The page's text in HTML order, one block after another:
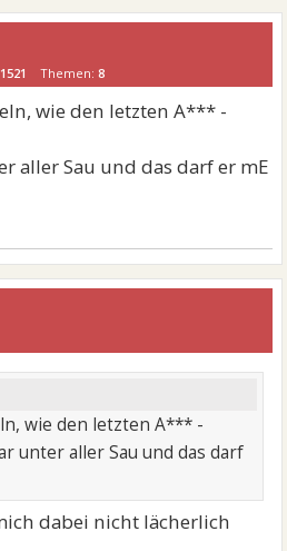
1521 Themen:8
wie den letzten A*** -
aller Sau und das darf er mE
wie den letzten A*** -
unter aller Sau und das darf
dabei nicht lächerlich